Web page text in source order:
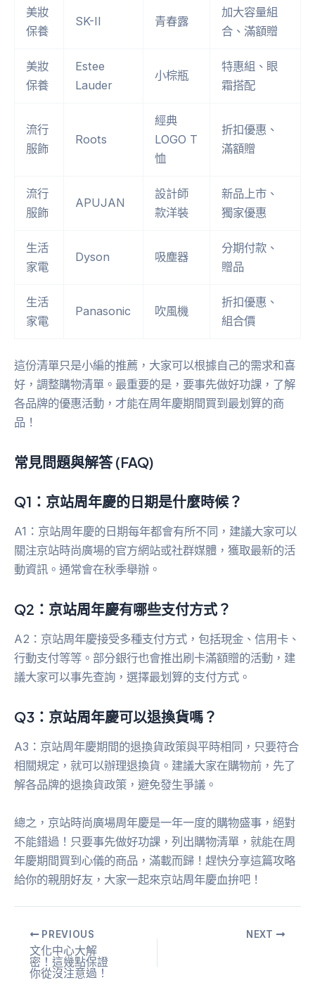
美妝
保養
SK-II 青春露
加大容量組
合、滿額贈
美妝
保養
Estee
Lauder
小棕瓶
特惠組、眼
霜搭配
流行
服飾
Roots
經典
LOGO T
恤
折扣優惠、
滿額贈
流行
服飾
APUJAN
設計師
款洋裝
新品上市、
獨家優惠
生活
家電
Dyson 吸塵器
分期付款、
贈品
生活
家電
Panasonic 吹風機
折扣優惠、
組合價
這份清單只是小編的推薦，大家可以根據自己的需求和喜
好，調整購物清單。最重要的是，要事先做好功課，了解
各品牌的優惠活動，才能在周年慶期間買到最划算的商
品！
常見問題與解答 (FAQ)
Q1：京站周年慶的日期是什麼時候？
A1：京站周年慶的日期每年都會有所不同，建議大家可以
關注京站時尚廣場的官方網站或社群媒體，獲取最新的活
動資訊。通常會在秋季舉辦。
Q2：京站周年慶有哪些支付方式？
A2：京站周年慶接受多種支付方式，包括現金、信用卡、
行動支付等等。部分銀行也會推出刷卡滿額贈的活動，建
議大家可以事先查詢，選擇最划算的支付方式。
Q3：京站周年慶可以退換貨嗎？
A3：京站周年慶期間的退換貨政策與平時相同，只要符合
相關規定，就可以辦理退換貨。建議大家在購物前，先了
解各品牌的退換貨政策，避免發生爭議。
總之，京站時尚廣場周年慶是一年一度的購物盛事，絕對
不能錯過！只要事先做好功課，列出購物清單，就能在周
年慶期間買到心儀的商品，滿載而歸！趕快分享這篇攻略
給你的親朋好友，大家一起來京站周年慶血拚吧！
PREVIOUS
文化中心大解
密！這幾點保證
你從沒注意過！
NEXT